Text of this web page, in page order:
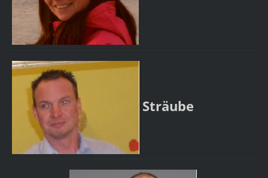
Sträube